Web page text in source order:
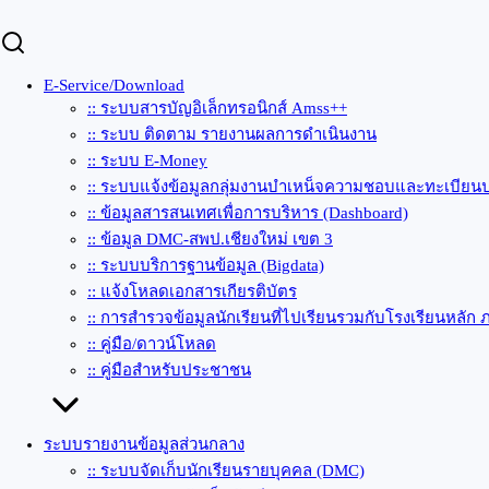
E-Service/Download
:: ระบบสารบัญอิเล็กทรอนิกส์ Amss++
:: ระบบ ติดตาม รายงานผลการดำเนินงาน
:: ระบบ E-Money
:: ระบบแจ้งข้อมูลกลุ่มงานบำเหน็จความชอบและทะเบียน
:: ข้อมูลสารสนเทศเพื่อการบริหาร (Dashboard)
:: ข้อมูล DMC-สพป.เชียงใหม่ เขต 3
:: ระบบบริการฐานข้อมูล (Bigdata)
:: แจ้งโหลดเอกสารเกียรติบัตร
:: การสำรวจข้อมูลนักเรียนที่ไปเรียนรวมกับโรงเรียนหลั
:: คู่มือ/ดาวน์โหลด
:: คู่มือสำหรับประชาชน
ระบบรายงานข้อมูลส่วนกลาง
:: ระบบจัดเก็บนักเรียนรายบุคคล (DMC)